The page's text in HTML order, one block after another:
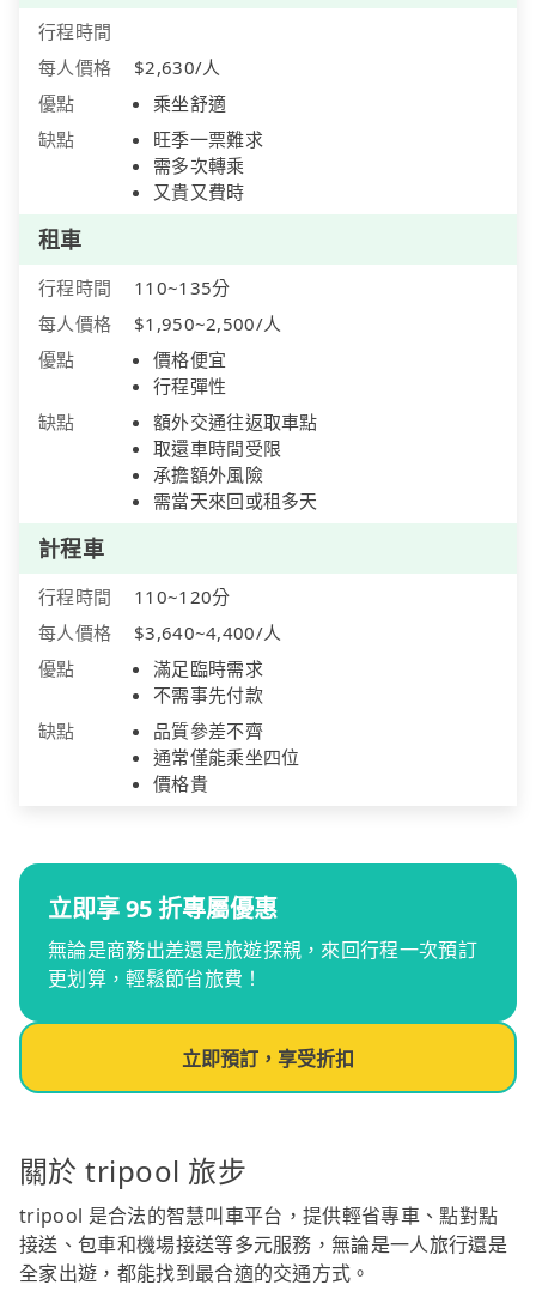
行程時間
每人價格
$2,630/人
優點
乘坐舒適
缺點
旺季一票難求
需多次轉乘
又貴又費時
租車
行程時間
110~135分
每人價格
$1,950~2,500/人
優點
價格便宜
行程彈性
缺點
額外交通往返取車點
取還車時間受限
承擔額外風險
需當天來回或租多天
計程車
行程時間
110~120分
每人價格
$3,640~4,400/人
優點
滿足臨時需求
不需事先付款
缺點
品質參差不齊
通常僅能乘坐四位
價格貴
立即享 95 折專屬優惠
無論是商務出差還是旅遊探親，來回行程一次預訂
更划算，輕鬆節省旅費！
立即預訂，享受折扣
關於 tripool 旅步
tripool 是合法的智慧叫車平台，提供輕省專車、點對點
接送、包車和機場接送等多元服務，無論是一人旅行還是
全家出遊，都能找到最合適的交通方式。